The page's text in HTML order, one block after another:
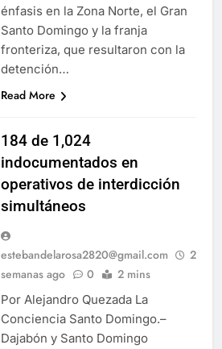
énfasis en la Zona Norte, el Gran
Santo Domingo y la franja
fronteriza, que resultaron con la
detención…
Read More
184 de 1,024
indocumentados en
operativos de interdicción
simultáneos
estebandelarosa2820@gmail.com
2
semanas ago
0 2 mins
Por Alejandro Quezada La
Conciencia Santo Domingo.–
Dajabón y Santo Domingo